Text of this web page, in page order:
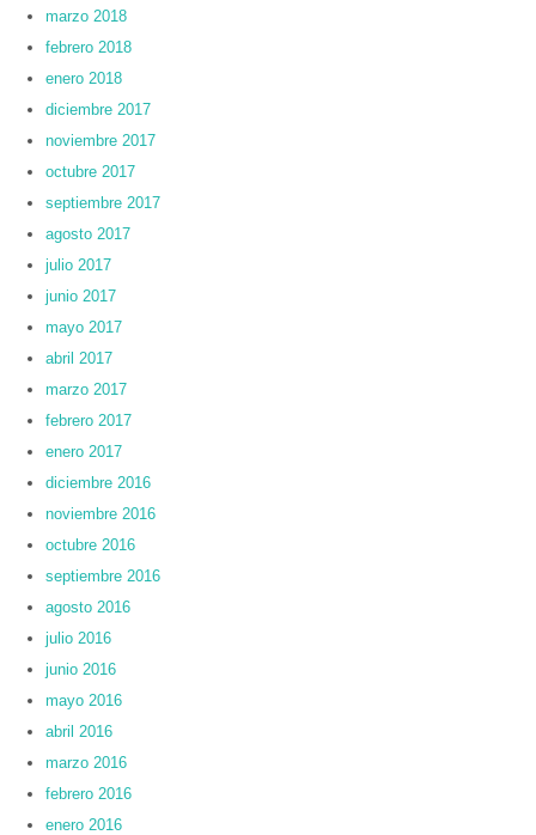
marzo 2018
febrero 2018
enero 2018
diciembre 2017
noviembre 2017
octubre 2017
septiembre 2017
agosto 2017
julio 2017
junio 2017
mayo 2017
abril 2017
marzo 2017
febrero 2017
enero 2017
diciembre 2016
noviembre 2016
octubre 2016
septiembre 2016
agosto 2016
julio 2016
junio 2016
mayo 2016
abril 2016
marzo 2016
febrero 2016
enero 2016